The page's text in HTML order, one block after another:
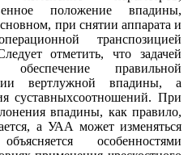
положение впадины,
при снятии аппарата и
транспозицией
отметить, что задачей
правильной
вертлужной впадины, а
суставныхсоотношений. При
впадины, как правило,
а УАА может изменяться
особенностями